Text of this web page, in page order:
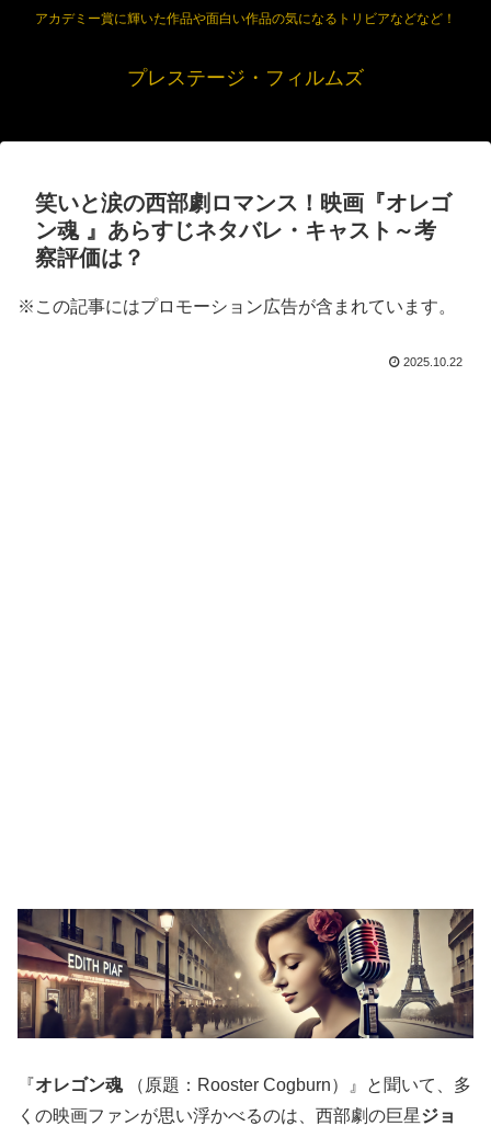
アカデミー賞に輝いた作品や面白い作品の気になるトリビアなどなど！
プレステージ・フィルムズ
笑いと涙の西部劇ロマンス！映画『オレゴ
ン魂 』あらすじネタバレ・キャスト～考
察評価は？
※この記事にはプロモーション広告が含まれています。
2025.10.22
『オレゴン魂
（原題：Rooster Cogburn）』と聞いて、多
くの映画ファンが思い浮かべるのは、西部劇の巨星ジョ